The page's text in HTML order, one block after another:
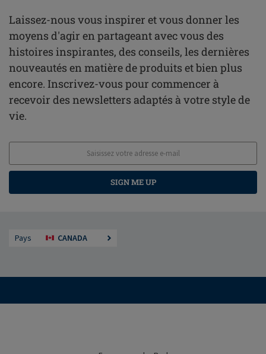
Laissez-nous vous inspirer et vous donner les
moyens d'agir en partageant avec vous des
histoires inspirantes, des conseils, les dernières
nouveautés en matière de produits et bien plus
encore. Inscrivez-vous pour commencer à
recevoir des newsletters adaptés à votre style de
vie.
SIGN ME UP
Pays CANADA